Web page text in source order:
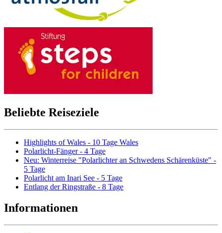
Beliebte Reiseziele
Highlights of Wales - 10 Tage Wales
Polarlicht-Fänger - 4 Tage
Neu: Winterreise "Polarlichter an Schwedens Schärenküste" -
5 Tage
Polarlicht am Inari See - 5 Tage
Entlang der Ringstraße - 8 Tage
Informationen